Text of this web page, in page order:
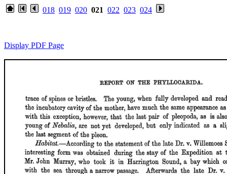
018 019 020 021 022 023 024
Display PDF Page